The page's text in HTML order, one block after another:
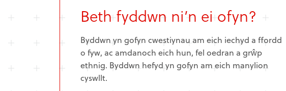
Beth fyddwn ni’n ei ofyn?
Byddwn yn gofyn cwestiynau am eich iechyd a ffordd
o fyw, ac amdanoch eich hun, fel oedran a grŵp
ethnig. Byddwn hefyd yn gofyn am eich manylion
cyswllt.